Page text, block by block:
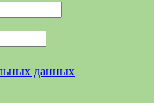
данных